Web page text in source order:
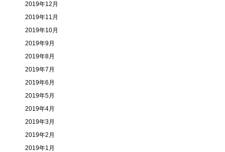
2019年12月
2019年11月
2019年10月
2019年9月
2019年8月
2019年7月
2019年6月
2019年5月
2019年4月
2019年3月
2019年2月
2019年1月